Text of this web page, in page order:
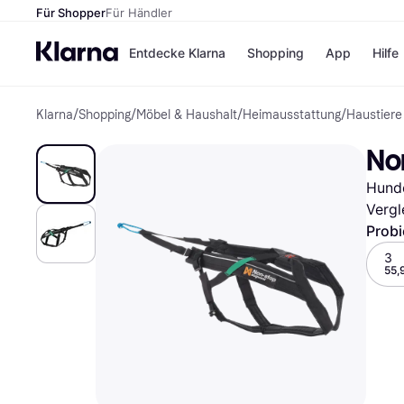
Für ShopperFür Händler
Entdecke Klarna
Zahlungsmethoden
Bezahle in bis zu 30
Shopping
Shops
eBay
Temu
SHEIN
Alle Shops
App Hilfe
Klarna/Shopping/Möbel & Haushalt/Heimausstattung/Haustiere
3